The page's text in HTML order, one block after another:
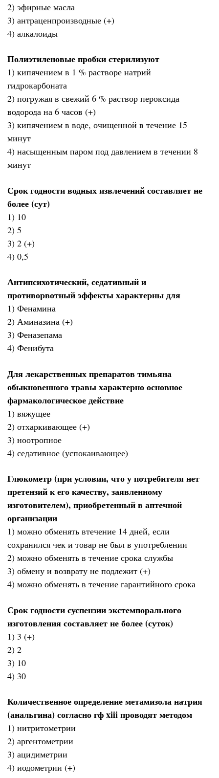
2) эфирные масла
3) антраценпроизводные (+)
4) алкалоиды
Полиэтиленовые пробки стерилизуют
1) кипячением в 1 % растворе натрий
гидрокарбоната
2) погружая в свежий 6 % раствор пероксида
водорода на 6 часов (+)
3) кипячением в воде, очищенной в течение 15
минут
4) насыщенным паром под давлением в течении 8
минут
Срок годности водных извлечений составляет не
более (сут)
1) 10
2) 5
3) 2 (+)
4) 0,5
Антипсихотический, седативный и
противорвотный эффекты характерны для
1) Фенамина
2) Аминазина (+)
3) Феназепама
4) Фенибута
Для лекарственных препаратов тимьяна
обыкновенного травы характерно основное
фармакологическое действие
1) вяжущее
2) отхаркивающее (+)
3) ноотропное
4) седативное (успокаивающее)
Глюкометр (при условии, что у потребителя нет
претензий к его качеству, заявленному
изготовителем), приобретенный в аптечной
организации
1) можно обменять втечение 14 дней, если
сохранился чек и товар не был в употреблении
2) можно обменять в течение срока службы
3) обмену и возврату не подлежит (+)
4) можно обменять в течение гарантийного срока
Срок годности суспензии экстемпорального
изготовления составляет не более (суток)
1) 3 (+)
2) 2
3) 10
4) 30
Количественное определение метамизола натрия
(анальгина) согласно гф xiii проводят методом
1) нитритометрии
2) аргентометрии
3) ацидиметрии
4) иодометрии (+)